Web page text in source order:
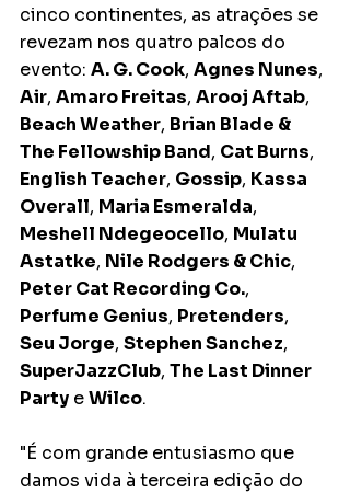
cinco continentes, as atrações se
revezam nos quatro palcos do
evento: A. G. Cook, Agnes Nunes,
Air, Amaro Freitas, Arooj Aftab,
Beach Weather, Brian Blade &
The Fellowship Band, Cat Burns,
English Teacher, Gossip, Kassa
Overall, Maria Esmeralda,
Meshell Ndegeocello, Mulatu
Astatke, Nile Rodgers & Chic,
Peter Cat Recording Co.,
Perfume Genius, Pretenders,
Seu Jorge, Stephen Sanchez,
SuperJazzClub, The Last Dinner
Party e Wilco.
"É com grande entusiasmo que
damos vida à terceira edição do